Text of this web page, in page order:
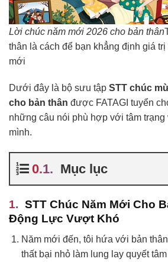
Lời chúc năm mới 2026 cho bản thân
thân là cách để bạn khẳng định giá
mới
Dưới đây là bộ sưu tập STT chúc
cho bản thân được FATAGI tuyển
những câu nói phù hợp với tâm trạng
mình.
Mục lục
STT Chúc Năm Mới Cho
Động Lực Vượt Khó
Năm mới đến, tôi hứa với bản
thất bại nhỏ làm lung lay quyết